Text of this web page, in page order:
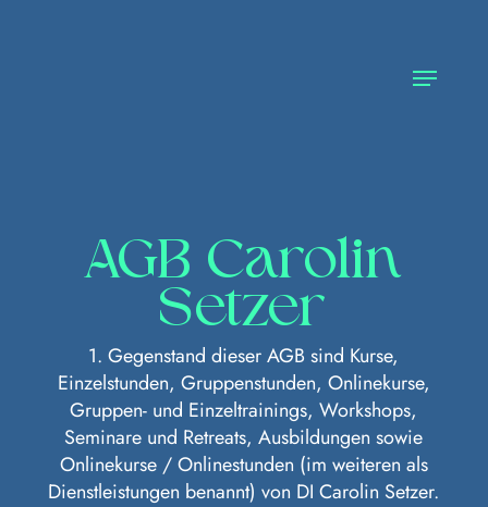
Menu
AGB Carolin
Setzer
1. Gegenstand dieser AGB sind Kurse,
Einzelstunden, Gruppenstunden, Onlinekurse,
Gruppen- und Einzeltrainings, Workshops,
Seminare und Retreats, Ausbildungen sowie
Onlinekurse / Onlinestunden (im weiteren als
Dienstleistungen benannt) von DI Carolin Setzer.